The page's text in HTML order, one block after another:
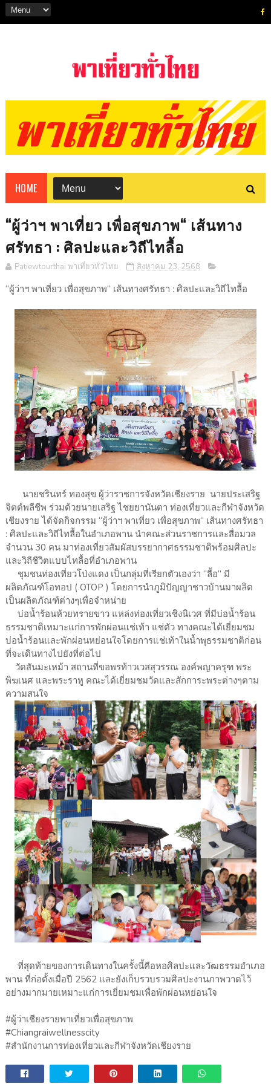
HOME
“ผู้ว่าฯ พาเที่ยว เพื่อสุขภาพ“ เส้นทาง
ศรัทธา : ศิลปะและวิถีไทลื้อ
Patiewtourthai พาเที่ยวทั่วไทย สิงหาคม 23, 2568
“ผู้ว่าฯ พาเที่ยว เพื่อสุขภาพ“ เส้นทางศรัทธา : ศิลปะและวิถีไทลื้อ
นายชรินทร์ ทองสุข ผู้ว่าราชการจังหวัดเชียงราย นายประเสริฐ
จิตต์พลีชีพ ร่วมด้วยนายเสริฐ ไชยยานันตา ท่องเที่ยวและกีฬาจังหวัด
เชียงราย ได้จัดกิจกรรม “ผู้ว่าฯ พาเที่ยว เพื่อสุขภาพ“ เส้นทางศรัทธา
: ศิลปะและวิถีไทลื้อในอำเภอพาน นำคณะส่วนราชการและสื่อมวล
จำนวน 30 คน มาท่องเที่ยวสัมผัสบรรยากาศธรรมชาติพร้อมศิลปะ
และวิถีชีวิตแบบไทลื้อที่อำเภอพาน
ชุมชนท่องเที่ยวโป่งแดง เป็นกลุ่มที่เรียกตัวเองว่า “ลื้อ” มี
ผลิตภัณฑ์โอทอป ( OTOP ) โดยการนำภูมิปัญญาชาวบ้านมาผลิต
เป็นผลิตภัณฑ์ต่างๆเพื่อจำหน่าย
บ่อน้ำร้อนห้วยทรายขาว แหล่งท่องเที่ยวเชิงนิเวศ ที่มีบ่อน้ำร้อน
ธรรมชาติเหมาะแก่การพักผ่อนแช่เท้า แช่ตัว ทางคณะได้เยี่ยมชม
บ่อน้ำร้อนและพักผ่อนหย่อนใจโดยการแช่เท้าในน้ำพุธรรมชาติก่อน
ที่จะเดินทางไปยังที่ต่อไป
วัดสันมะเหม้า สถานที่ขอพรท้าวเวสสุวรรณ องค์พญาครุฑ พระ
พิฆเนศ และพระราหู คณะได้เยี่ยมชมวัดและสักการะพระต่างๆตาม
ความสนใจ
ที่สุดท้ายของการเดินทางในครั้งนี้คือหอศิลปะและวัฒธรรมอำเภอ
พาน ที่ก่อตั้งเมื่อปี 2562 และยังเก็บรวบรวมศิลปะงานภาพวาดไว้
อย่างมากมายเหมาะแก่การเยี่ยมชมเพื่อพักผ่อนหย่อนใจ
#ผู้ว่าเชียงรายพาเที่ยวเพื่อสุขภาพ
#Chiangraiwellnesscity
#สำนักงานการท่องเที่ยวและกีฬาจังหวัดเชียงราย